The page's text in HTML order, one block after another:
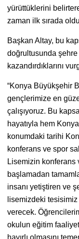
yürüttüklerini
zaman ilk sırada
Başkan Altay, bu
doğrultusunda
kazandırdıklarını
“Konya Büyükşehir
gençlerimize en
çalışıyoruz. Bu
hayatıyla hem
konumdaki tarihi
konferans ve spor
Lisemizin konferans
başlamadan
insanı yetiştiren ve
lisemizdeki
verecek.
okulun eğitim
hayırlı olmasını